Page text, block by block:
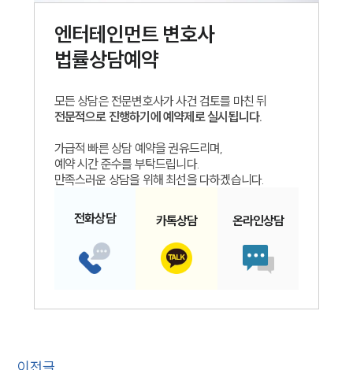
엔터테인먼트변호사
법률상담예약
모든 상담은 전문변호사가 사건 검토를 마친 뒤
전문적으로 진행하기에 예약제로 실시됩니다.
가급적 빠른 상담 예약을 권유드리며,
예약 시간 준수를 부탁드립니다.
만족스러운 상담을 위해 최선을 다하겠습니다.
전화상담 카톡상담 온라인상담